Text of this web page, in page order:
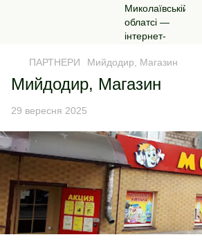
ПАРТНЕРИ Мийдодир, Магазин
Мийдодир, Магазин
29 вересня 2025